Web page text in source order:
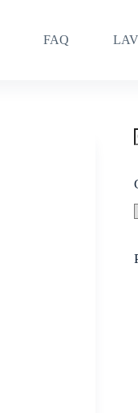
FAQ